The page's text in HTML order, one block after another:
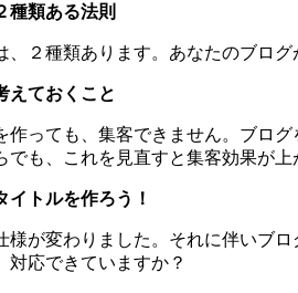
種類ある法則
、２種類あります。あなたのブロ
えておくこと
作っても、集客できません。ブロ
でも、これを見直すと集客効果が上
イトルを作ろう！
様が変わりました。それに伴いブ
対応できていますか？